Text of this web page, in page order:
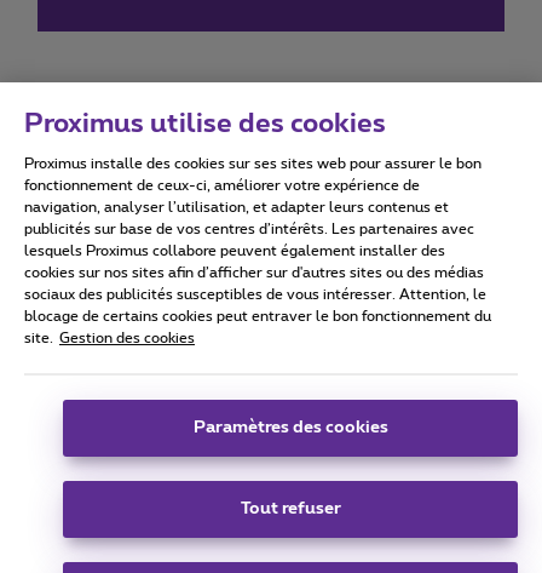
Conditions d'utilisation Accessibility statement
Tous droits réservés. © 2026 Proximus
Conditions générales, info consommateur
Coordonnées de l’entreprise
Boulevard du Roi Albert II 27 - B-1030 Bruxelles.
Carrier & Wholesale Solutions
Proximus utilise des cookies
Proximus installe des cookies sur ses sites web pour assurer le bon
fonctionnement de ceux-ci, améliorer votre expérience de
navigation, analyser l’utilisation, et adapter leurs contenus et
publicités sur base de vos centres d’intérêts. Les partenaires avec
lesquels Proximus collabore peuvent également installer des
cookies sur nos sites afin d’afficher sur d'autres sites ou des médias
sociaux des publicités susceptibles de vous intéresser. Attention, le
blocage de certains cookies peut entraver le bon fonctionnement du
site.
Gestion des cookies
Paramètres des cookies
Tout refuser